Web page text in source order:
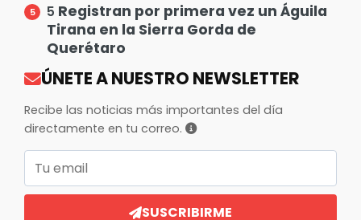
5 Registran por primera vez un Águila
Tirana en la Sierra Gorda de
Querétaro
ÚNETE A NUESTRO NEWSLETTER
Recibe las noticias más importantes del día
directamente en tu correo.
Correo electrónico
SUSCRIBIRME